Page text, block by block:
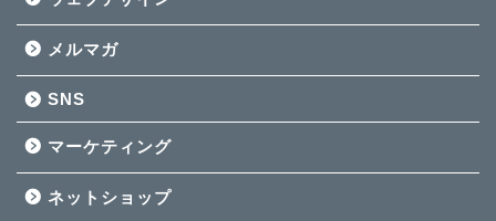
メルマガ
SNS
マーケティング
ネットショップ